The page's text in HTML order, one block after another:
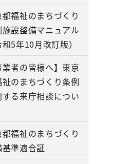
都福祉のまちづくり
施設整備マニュアル
和5年10月改訂版）
業者の皆様へ】東京
祉のまちづくり条例
する来庁相談につい
都福祉のまちづくり
基準適合証